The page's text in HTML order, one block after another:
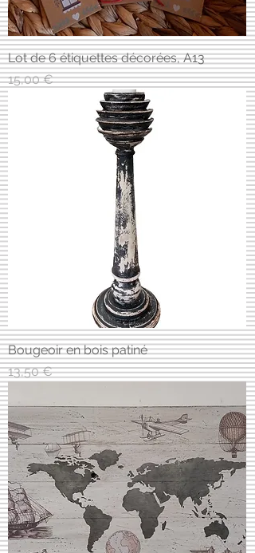
Lot de 6 étiquettes décorées, A13
Prix
15,00 €
Bougeoir en bois patiné
Prix
13,50 €